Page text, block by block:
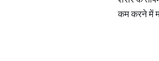
कम करने में